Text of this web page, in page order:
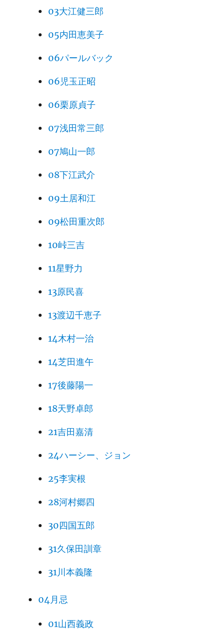
03大江健三郎
05内田恵美子
06パールバック
06児玉正昭
06栗原貞子
07浅田常三郎
07鳩山一郎
08下江武介
09土居和江
09松田重次郎
10峠三吉
11星野力
13原民喜
13渡辺千恵子
14木村一治
14芝田進午
17後藤陽一
18天野卓郎
21吉田嘉清
24ハーシー、ジョン
25李実根
28河村郷四
30四国五郎
31久保田訓章
31川本義隆
04月忌
01山西義政